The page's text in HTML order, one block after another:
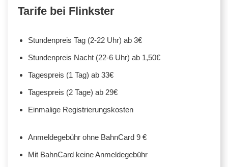
Tarife bei Flinkster
Stundenpreis Tag (2-22 Uhr) ab 3€
Stundenpreis Nacht (22-6 Uhr) ab 1,50€
Tagespreis (1 Tag) ab 33€
Tagespreis (2 Tage) ab 29€
Einmalige Registrierungskosten
Anmeldegebühr ohne BahnCard 9 €
Mit BahnCard keine Anmeldegebühr